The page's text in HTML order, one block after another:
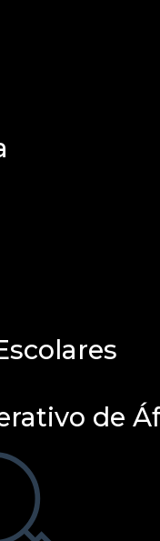
de